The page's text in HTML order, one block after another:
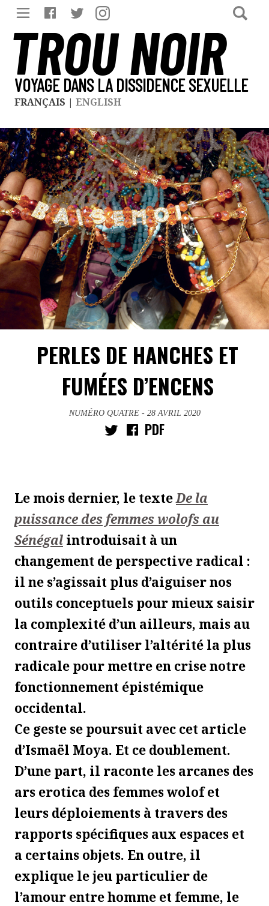
TROU NOIR
VOYAGE DANS LA DISSIDENCE SEXUELLE
FRANÇAIS | ENGLISH
PERLES DE HANCHES ET
FUMÉES D’ENCENS
NUMÉRO QUATRE - 28 AVRIL 2020
PDF
Le mois dernier, le texteDe la
puissance des femmes wolofs au
Sénégal introduisait à un
changement de perspective radical :
il ne s’agissait plus d’aiguiser nos
outils conceptuels pour mieux saisir
la complexité d’un ailleurs, mais au
contraire d’utiliser l’altérité la plus
radicale pour mettre en crise notre
fonctionnement épistémique
occidental.
Ce geste se poursuit avec cet article
d’Ismaël Moya. Et ce doublement.
D’une part, il raconte les arcanes des
ars erotica des femmes wolof et
leurs déploiements à travers des
rapports spécifiques aux espaces et
a certains objets. En outre, il
explique le jeu particulier de
l’amour entre homme et femme, le